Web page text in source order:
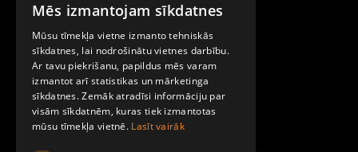
Par Mobilly
Noteikumi un līgumi
Kontakti
LATVIAN
ENGLISH
Mēs izmantojam sīkdatnes
Mūsu tīmekļa vietne izmanto tehniskās
sīkdatnes, lai nodrošinātu vietnes darbību.
Ar tavu piekrišanu, papildus mēs varam
izmantot arī statistikas un mārketinga
sīkdatnes. Zemāk atradīsi informāciju par
visām sīkdatnēm, kuras tiek izmantotas
mūsu tīmekļa vietnē. Lasīt vairāk